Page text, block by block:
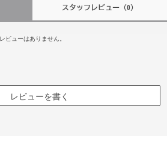
スタッフレビュー（0）
レビューはありません。
レビューを書く